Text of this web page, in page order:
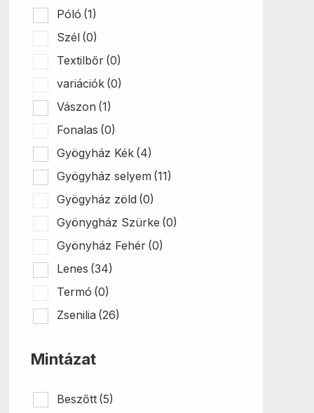
Póló (1)
Szél (0)
Textilbőr (0)
variációk (0)
Vászon (1)
Fonalas (0)
Gyögyház Kék (4)
Gyögyház selyem (11)
Gyögyház zöld (0)
Gyönygház Szürke (0)
Gyönyház Fehér (0)
Lenes (34)
Termó (0)
Zsenilia (26)
Mintázat
Beszőtt (5)